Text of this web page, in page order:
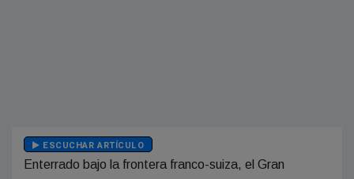
ESCUCHAR ARTÍCULO
Enterrado bajo la frontera franco-suiza, el Gran